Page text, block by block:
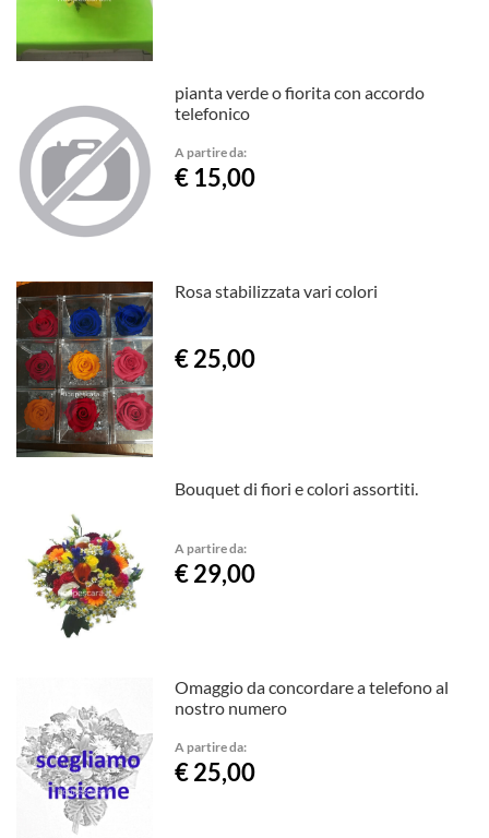
pianta verde o fiorita con accordo
telefonico
A partire da:
€ 15,00
Rosa stabilizzata vari colori
€ 25,00
Bouquet di fiori e colori assortiti.
A partire da:
€ 29,00
Omaggio da concordare a telefono al
nostro numero
A partire da:
€ 25,00